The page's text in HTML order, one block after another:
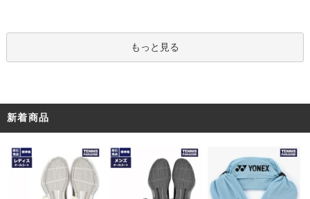
もっと見る
新着商品